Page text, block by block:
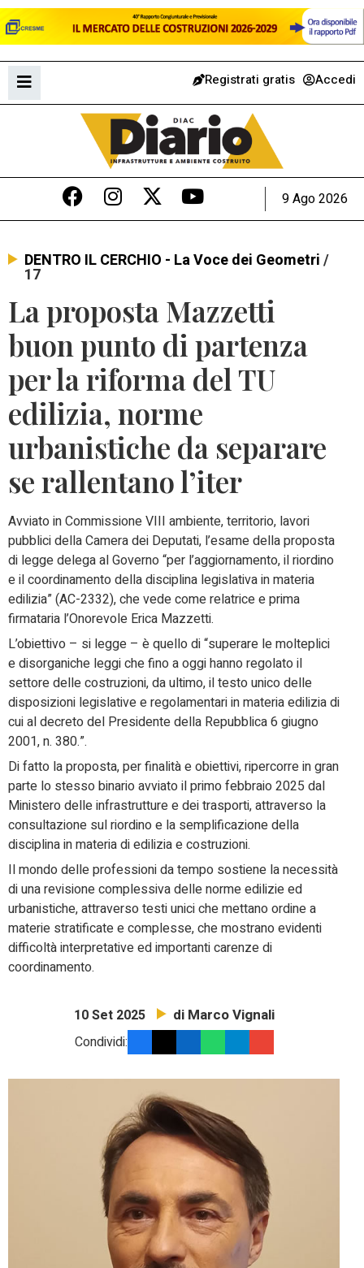
Registrati gratis Accedi
9 Ago 2026
DENTRO IL CERCHIO - La Voce dei Geometri/
17
La proposta Mazzetti
buon punto di partenza
per la riforma del TU
edilizia, norme
urbanistiche da separare
se rallentano l’iter
Avviato in Commissione VIII ambiente, territorio, lavori
pubblici della Camera dei Deputati, l’esame della proposta
di legge delega al Governo “per l’aggiornamento, il riordino
e il coordinamento della disciplina legislativa in materia
edilizia” (AC-2332), che vede come relatrice e prima
firmataria l’Onorevole Erica Mazzetti.
L’obiettivo – si legge – è quello di “superare le molteplici
e disorganiche leggi che fino a oggi hanno regolato il
settore delle costruzioni, da ultimo, il testo unico delle
disposizioni legislative e regolamentari in materia edilizia di
cui al decreto del Presidente della Repubblica 6 giugno
2001, n. 380.”.
Di fatto la proposta, per finalità e obiettivi, ripercorre in gran
parte lo stesso binario avviato il primo febbraio 2025 dal
Ministero delle infrastrutture e dei trasporti, attraverso la
consultazione sul riordino e la semplificazione della
disciplina in materia di edilizia e costruzioni.
Il mondo delle professioni da tempo sostiene la necessità
di una revisione complessiva delle norme edilizie ed
urbanistiche, attraverso testi unici che mettano ordine a
materie stratificate e complesse, che mostrano evidenti
difficoltà interpretative ed importanti carenze di
coordinamento.
10 Set 2025 di Marco Vignali
Condividi: